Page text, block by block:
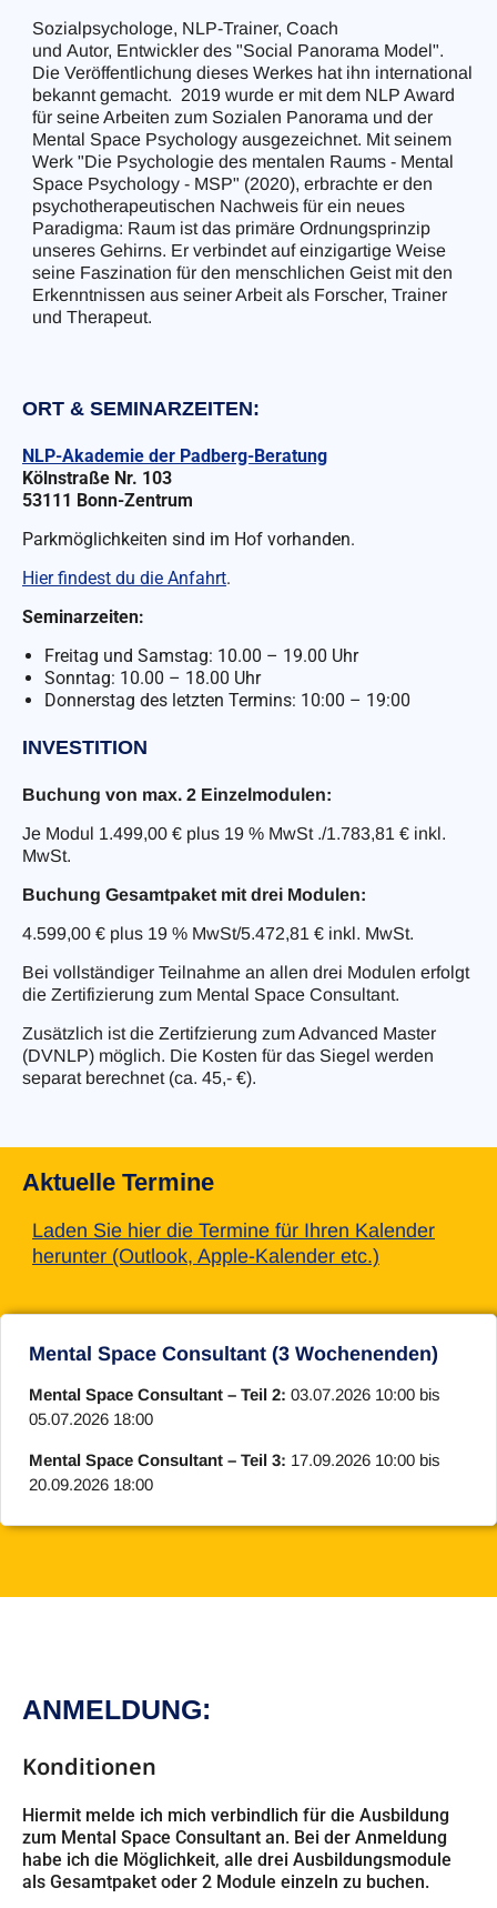
Sozialpsychologe, NLP-Trainer, Coach
und Autor, Entwickler des "Social Panorama Model".
Die Veröffentlichung dieses Werkes hat ihn international
bekannt gemacht. 2019 wurde er mit dem NLP Award
für seine Arbeiten zum Sozialen Panorama und der
Mental Space Psychology ausgezeichnet. Mit seinem
Werk "Die Psychologie des mentalen Raums - Mental
Space Psychology - MSP" (2020), erbrachte er den
psychotherapeutischen Nachweis für ein neues
Paradigma: Raum ist das primäre Ordnungsprinzip
unseres Gehirns. Er verbindet auf einzigartige Weise
seine Faszination für den menschlichen Geist mit den
Erkenntnissen aus seiner Arbeit als Forscher, Trainer
und Therapeut.
ORT & SEMINARZEITEN:
NLP-Akademie der Padberg-Beratung
Kölnstraße Nr. 103
53111 Bonn-Zentrum
Parkmöglichkeiten sind im Hof vorhanden.
Hier findest du die Anfahrt.
Seminarzeiten:
Freitag und Samstag: 10.00 – 19.00 Uhr
Sonntag: 10.00 – 18.00 Uhr
Donnerstag des letzten Termins: 10:00 – 19:00
INVESTITION
Buchung von max. 2 Einzelmodulen:
Je Modul 1.499,00 € plus 19 % MwSt ./1.783,81 € inkl.
MwSt.
Buchung Gesamtpaket mit drei Modulen:
4.599,00 € plus 19 % MwSt/5.472,81 € inkl. MwSt.
Bei vollständiger Teilnahme an allen drei Modulen erfolgt
die Zertifizierung zum Mental Space Consultant.
Zusätzlich ist die Zertifzierung zum Advanced Master
(DVNLP) möglich. Die Kosten für das Siegel werden
separat berechnet (ca. 45,- €).
Aktuelle Termine
Laden Sie hier die Termine für Ihren Kalender
herunter (Outlook, Apple-Kalender etc.)
Mental Space Consultant (3 Wochenenden)
Mental Space Consultant – Teil 2: 03.07.2026 10:00 bis
05.07.2026 18:00
Mental Space Consultant – Teil 3: 17.09.2026 10:00 bis
20.09.2026 18:00
ANMELDUNG:
Konditionen
Hiermit melde ich mich verbindlich für die Ausbildung
zum Mental Space Consultant an. Bei der Anmeldung
habe ich die Möglichkeit, alle drei Ausbildungsmodule
als Gesamtpaket oder 2 Module einzeln zu buchen.